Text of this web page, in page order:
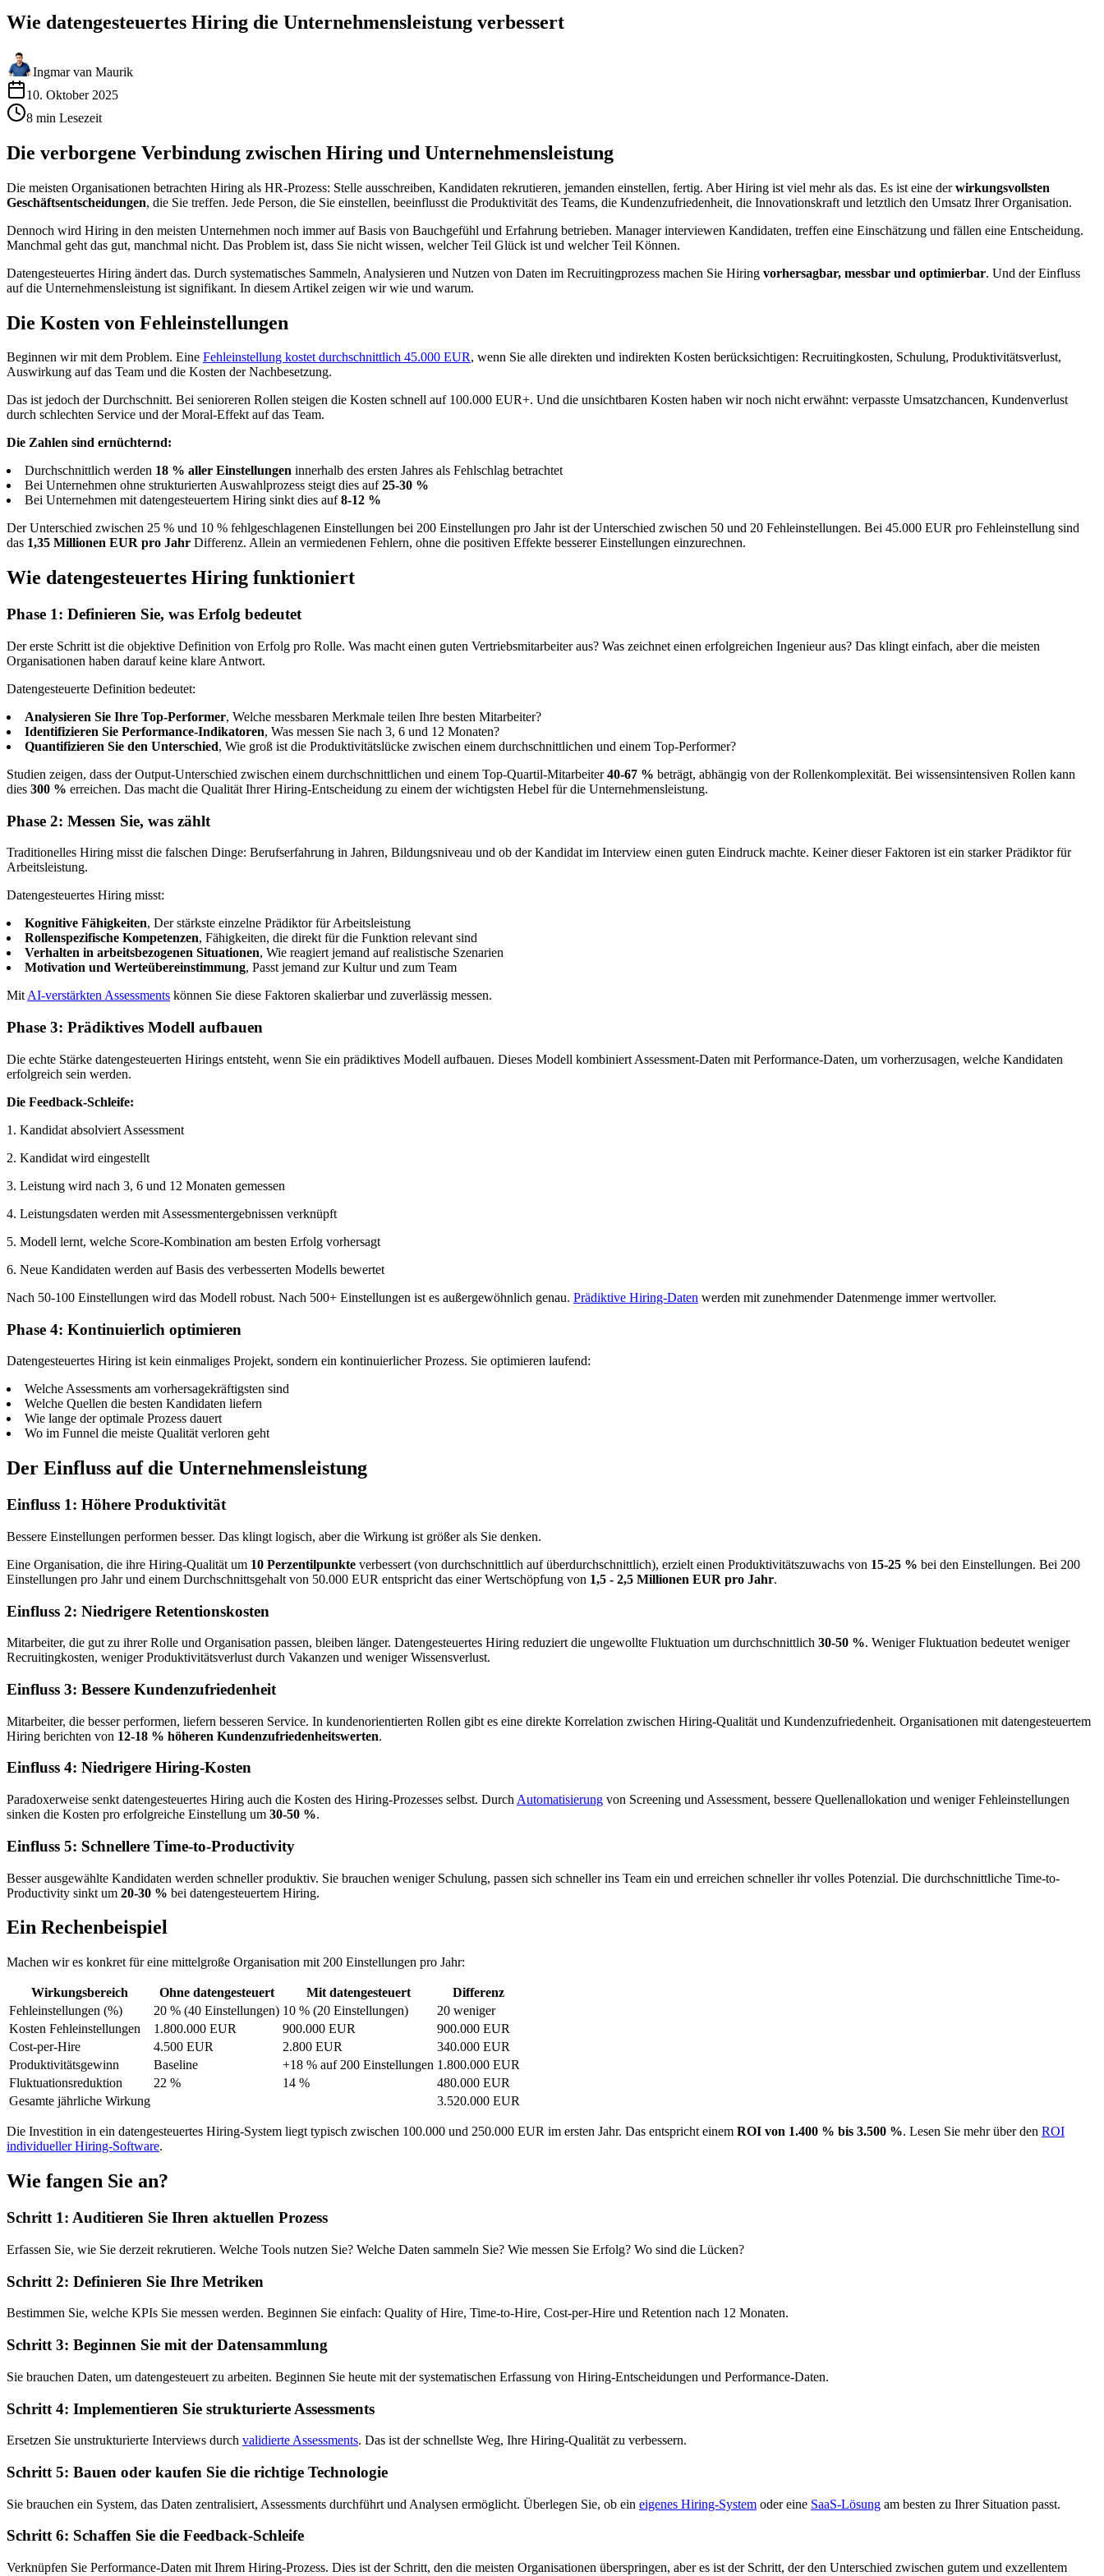
Wie datengesteuertes Hiring die Unternehmensleistung verbessert
Ingmar van Maurik
10. Oktober 2025
8 min Lesezeit
Die verborgene Verbindung zwischen Hiring und Unternehmensleistung
Die meisten Organisationen betrachten Hiring als HR-Prozess: Stelle ausschreiben, Kandidaten rekrutieren, jemanden einstellen, fertig. Aber Hiring ist viel mehr als das. Es ist eine derwirkungsvollsten
Geschäftsentscheidungen, die Sie treffen. Jede Person, die Sie einstellen, beeinflusst die Produktivität des Teams, die Kundenzufriedenheit, die Innovationskraft und letztlich den Umsatz Ihrer Organisation.
Dennoch wird Hiring in den meisten Unternehmen noch immer auf Basis von Bauchgefühl und Erfahrung betrieben. Manager interviewen Kandidaten, treffen eine Einschätzung und fällen eine Entscheidung.
Manchmal geht das gut, manchmal nicht. Das Problem ist, dass Sie nicht wissen, welcher Teil Glück ist und welcher Teil Können.
Datengesteuertes Hiring ändert das. Durch systematisches Sammeln, Analysieren und Nutzen von Daten im Recruitingprozess machen Sie Hiring vorhersagbar, messbar und optimierbar. Und der Einfluss
auf die Unternehmensleistung ist signifikant. In diesem Artikel zeigen wir wie und warum.
Die Kosten von Fehleinstellungen
Beginnen wir mit dem Problem. Eine Fehleinstellung kostet durchschnittlich 45.000 EUR, wenn Sie alle direkten und indirekten Kosten berücksichtigen: Recruitingkosten, Schulung, Produktivitätsverlust,
Auswirkung auf das Team und die Kosten der Nachbesetzung.
Das ist jedoch der Durchschnitt. Bei senioreren Rollen steigen die Kosten schnell auf 100.000 EUR+. Und die unsichtbaren Kosten haben wir noch nicht erwähnt: verpasste Umsatzchancen, Kundenverlust
durch schlechten Service und der Moral-Effekt auf das Team.
Die Zahlen sind ernüchternd:
Durchschnittlich werden 18 % aller Einstellungen innerhalb des ersten Jahres als Fehlschlag betrachtet
Bei Unternehmen ohne strukturierten Auswahlprozess steigt dies auf25-30 %
Bei Unternehmen mit datengesteuertem Hiring sinkt dies auf8-12 %
Der Unterschied zwischen 25 % und 10 % fehlgeschlagenen Einstellungen bei 200 Einstellungen pro Jahr ist der Unterschied zwischen 50 und 20 Fehleinstellungen. Bei 45.000 EUR pro Fehleinstellung sind
das 1,35 Millionen EUR pro Jahr Differenz. Allein an vermiedenen Fehlern, ohne die positiven Effekte besserer Einstellungen einzurechnen.
Wie datengesteuertes Hiring funktioniert
Phase 1: Definieren Sie, was Erfolg bedeutet
Der erste Schritt ist die objektive Definition von Erfolg pro Rolle. Was macht einen guten Vertriebsmitarbeiter aus? Was zeichnet einen erfolgreichen Ingenieur aus? Das klingt einfach, aber die meisten
Organisationen haben darauf keine klare Antwort.
Datengesteuerte Definition bedeutet:
Analysieren Sie Ihre Top-Performer, Welche messbaren Merkmale teilen Ihre besten Mitarbeiter?
Identifizieren Sie Performance-Indikatoren, Was messen Sie nach 3, 6 und 12 Monaten?
Quantifizieren Sie den Unterschied, Wie groß ist die Produktivitätslücke zwischen einem durchschnittlichen und einem Top-Performer?
Studien zeigen, dass der Output-Unterschied zwischen einem durchschnittlichen und einem Top-Quartil-Mitarbeiter40-67 % beträgt, abhängig von der Rollenkomplexität. Bei wissensintensiven Rollen kann
dies 300 % erreichen. Das macht die Qualität Ihrer Hiring-Entscheidung zu einem der wichtigsten Hebel für die Unternehmensleistung.
Phase 2: Messen Sie, was zählt
Traditionelles Hiring misst die falschen Dinge: Berufserfahrung in Jahren, Bildungsniveau und ob der Kandidat im Interview einen guten Eindruck machte. Keiner dieser Faktoren ist ein starker Prädiktor für
Arbeitsleistung.
Datengesteuertes Hiring misst:
Kognitive Fähigkeiten, Der stärkste einzelne Prädiktor für Arbeitsleistung
Rollenspezifische Kompetenzen, Fähigkeiten, die direkt für die Funktion relevant sind
Verhalten in arbeitsbezogenen Situationen, Wie reagiert jemand auf realistische Szenarien
Motivation und Werteübereinstimmung, Passt jemand zur Kultur und zum Team
MitAI-verstärkten Assessments können Sie diese Faktoren skalierbar und zuverlässig messen.
Phase 3: Prädiktives Modell aufbauen
Die echte Stärke datengesteuerten Hirings entsteht, wenn Sie ein prädiktives Modell aufbauen. Dieses Modell kombiniert Assessment-Daten mit Performance-Daten, um vorherzusagen, welche Kandidaten
erfolgreich sein werden.
Die Feedback-Schleife:
1. Kandidat absolviert Assessment
2. Kandidat wird eingestellt
3. Leistung wird nach 3, 6 und 12 Monaten gemessen
4. Leistungsdaten werden mit Assessmentergebnissen verknüpft
5. Modell lernt, welche Score-Kombination am besten Erfolg vorhersagt
6. Neue Kandidaten werden auf Basis des verbesserten Modells bewertet
Nach 50-100 Einstellungen wird das Modell robust. Nach 500+ Einstellungen ist es außergewöhnlich genau. Prädiktive Hiring-Daten werden mit zunehmender Datenmenge immer wertvoller.
Phase 4: Kontinuierlich optimieren
Datengesteuertes Hiring ist kein einmaliges Projekt, sondern ein kontinuierlicher Prozess. Sie optimieren laufend:
Welche Assessments am vorhersagekräftigsten sind
Welche Quellen die besten Kandidaten liefern
Wie lange der optimale Prozess dauert
Wo im Funnel die meiste Qualität verloren geht
Der Einfluss auf die Unternehmensleistung
Einfluss 1: Höhere Produktivität
Bessere Einstellungen performen besser. Das klingt logisch, aber die Wirkung ist größer als Sie denken.
Eine Organisation, die ihre Hiring-Qualität um 10 Perzentilpunkte verbessert (von durchschnittlich auf überdurchschnittlich), erzielt einen Produktivitätszuwachs von 15-25 % bei den Einstellungen. Bei 200
Einstellungen pro Jahr und einem Durchschnittsgehalt von 50.000 EUR entspricht das einer Wertschöpfung von 1,5 - 2,5 Millionen EUR pro Jahr.
Einfluss 2: Niedrigere Retentionskosten
Mitarbeiter, die gut zu ihrer Rolle und Organisation passen, bleiben länger. Datengesteuertes Hiring reduziert die ungewollte Fluktuation um durchschnittlich 30-50 %. Weniger Fluktuation bedeutet weniger
Recruitingkosten, weniger Produktivitätsverlust durch Vakanzen und weniger Wissensverlust.
Einfluss 3: Bessere Kundenzufriedenheit
Mitarbeiter, die besser performen, liefern besseren Service. In kundenorientierten Rollen gibt es eine direkte Korrelation zwischen Hiring-Qualität und Kundenzufriedenheit. Organisationen mit datengesteuertem
Hiring berichten von 12-18 % höheren Kundenzufriedenheitswerten.
Einfluss 4: Niedrigere Hiring-Kosten
Paradoxerweise senkt datengesteuertes Hiring auch die Kosten des Hiring-Prozesses selbst. Durch Automatisierung von Screening und Assessment, bessere Quellenallokation und weniger Fehleinstellungen
sinken die Kosten pro erfolgreiche Einstellung um 30-50 %.
Einfluss 5: Schnellere Time-to-Productivity
Besser ausgewählte Kandidaten werden schneller produktiv. Sie brauchen weniger Schulung, passen sich schneller ins Team ein und erreichen schneller ihr volles Potenzial. Die durchschnittliche Time-to-
Productivity sinkt um 20-30 % bei datengesteuertem Hiring.
Ein Rechenbeispiel
Machen wir es konkret für eine mittelgroße Organisation mit 200 Einstellungen pro Jahr:
Wirkungsbereich Ohne datengesteuert Mit datengesteuert
Differenz
Fehleinstellungen (%)
20 % (40 Einstellungen) 10 % (20 Einstellungen)
20 weniger
Kosten Fehleinstellungen
1.800.000 EUR 900.000 EUR
900.000 EUR
Cost-per-Hire
4.500 EUR 2.800 EUR
340.000 EUR
Produktivitätsgewinn
Baseline +18 % auf 200 Einstellungen 1.800.000 EUR
Fluktuationsreduktion
22 % 14 %
480.000 EUR
Gesamte jährliche Wirkung
3.520.000 EUR
Die Investition in ein datengesteuertes Hiring-System liegt typisch zwischen 100.000 und 250.000 EUR im ersten Jahr. Das entspricht einem ROI von 1.400 % bis 3.500 %. Lesen Sie mehr über den ROI
individueller Hiring-Software.
Wie fangen Sie an?
Schritt 1: Auditieren Sie Ihren aktuellen Prozess
Erfassen Sie, wie Sie derzeit rekrutieren. Welche Tools nutzen Sie? Welche Daten sammeln Sie? Wie messen Sie Erfolg? Wo sind die Lücken?
Schritt 2: Definieren Sie Ihre Metriken
Bestimmen Sie, welche KPIs Sie messen werden. Beginnen Sie einfach: Quality of Hire, Time-to-Hire, Cost-per-Hire und Retention nach 12 Monaten.
Schritt 3: Beginnen Sie mit der Datensammlung
Sie brauchen Daten, um datengesteuert zu arbeiten. Beginnen Sie heute mit der systematischen Erfassung von Hiring-Entscheidungen und Performance-Daten.
Schritt 4: Implementieren Sie strukturierte Assessments
Ersetzen Sie unstrukturierte Interviews durch validierte Assessments. Das ist der schnellste Weg, Ihre Hiring-Qualität zu verbessern.
Schritt 5: Bauen oder kaufen Sie die richtige Technologie
Sie brauchen ein System, das Daten zentralisiert, Assessments durchführt und Analysen ermöglicht. Überlegen Sie, ob ein eigenes Hiring-System oder eine SaaS-Lösung am besten zu Ihrer Situation passt.
Schritt 6: Schaffen Sie die Feedback-Schleife
Verknüpfen Sie Performance-Daten mit Ihrem Hiring-Prozess. Dies ist der Schritt, den die meisten Organisationen überspringen, aber es ist der Schritt, der den Unterschied zwischen gutem und exzellentem